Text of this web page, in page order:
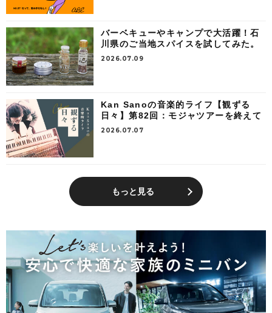
バーベキューやキャンプで大活躍！石
川県のご当地スパイスを試してみた。
2026.07.09
Kan Sanoの音楽的ライフ【観ずる
日々】第82回：モジャツアーを終えて
2026.07.07
もっと見る